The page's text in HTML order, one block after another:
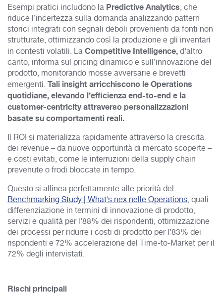
Esempi pratici includono la Predictive Analytics, che
riduce l’incertezza sulla domanda analizzando pattern
storici integrati con segnali deboli provenienti da fonti non
strutturate, ottimizzando così la produzione e gli inventari
in contesti volatili. LaCompetitive Intelligence,d’altro
canto, informa sul pricing dinamico e sull’innovazione del
prodotto, monitorando mosse avversarie e brevetti
emergenti. Tali insight arricchiscono le Operations
quotidiane, elevando l’efficienza end-to-end e la
customer-centricity attraverso personalizzazioni
basate su comportamenti reali.
Il ROI si materializza rapidamente attraverso la crescita
dei revenue – da nuove opportunità di mercato scoperte –
e costi evitati, come le interruzioni della supply chain
prevenute o frodi bloccate in tempo.
Questo si allinea perfettamente alle priorità del
Benchmarking Study | What’s nex nelle Operations, quali
differenziazione in termini di innovazione di prodotto,
servizi e qualità per l’88% dei rispondenti, ottimizzazione
dei processi per ridurre i costi di prodotto per l’83% dei
rispondenti e 72% accelerazione del Time-to-Market per il
72% degli intervistati.
Rischi principali